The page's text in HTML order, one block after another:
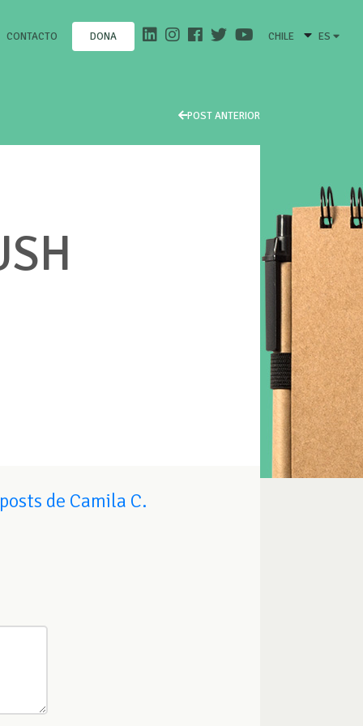
CONTACTO DONA CHILE ES
POST ANTERIOR
de Camila C.